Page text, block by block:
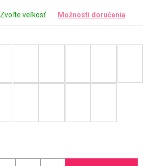
Zvoľte veľkosť Možnosti doručenia